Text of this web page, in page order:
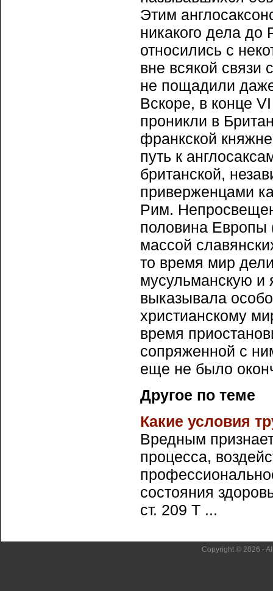
Этим
никакого дела до
относились с
вне всякой связи
не пощадили
Вскоре, в конце
проникли в
франкской
путь к
британской,
приверженцами
Рим.
половина Европы
массой
то время мир
мусульманскую и
выказывала
христианскому
время
сопряженной с
еще не было
Другое по теме
Какие условия
Вредным
процесса,
состояния
ст. 209 Т ...
Copyright © 2026 -